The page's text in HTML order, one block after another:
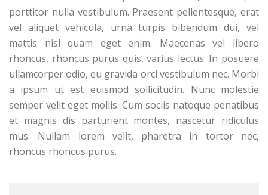
porttitor nulla vestibulum. Praesent pellentesque, erat
vel aliquet vehicula, urna turpis bibendum dui, vel
mattis nisl quam eget enim. Maecenas vel libero
rhoncus, rhoncus purus quis, varius lectus. In posuere
ullamcorper odio, eu gravida orci vestibulum nec. Morbi
a ipsum ut est euismod sollicitudin. Nunc molestie
semper velit eget mollis. Cum sociis natoque penatibus
et magnis dis parturient montes, nascetur ridiculus
mus. Nullam lorem velit, pharetra in tortor nec,
rhoncus rhoncus purus.